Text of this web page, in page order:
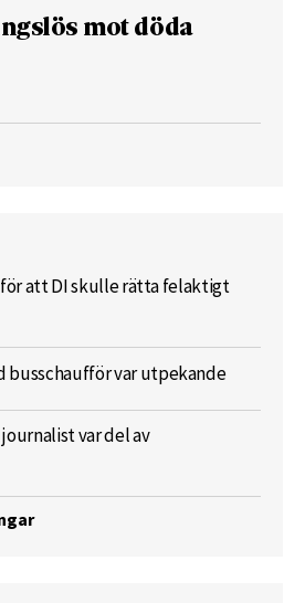
mot döda
att DI skulle rätta felaktigt
busschaufför var utpekande
var del av